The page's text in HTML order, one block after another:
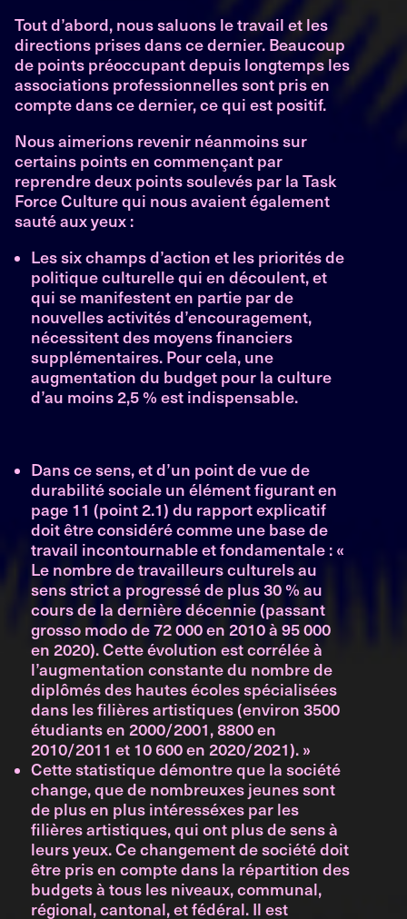
Tout d’abord, nous saluons le travail et les
directions prises dans ce dernier. Beaucoup
de points préoccupant depuis longtemps les
associations professionnelles sont pris en
compte dans ce dernier, ce qui est positif.
Nous aimerions revenir néanmoins sur
certains points en commençant par
reprendre deux points soulevés par la Task
Force Culture qui nous avaient également
sauté aux yeux :
Les six champs d’action et les priorités de
politique culturelle qui en découlent, et
qui se manifestent en partie par de
nouvelles activités d’encouragement,
nécessitent des moyens financiers
supplémentaires. Pour cela, une
augmentation du budget pour la culture
d’au moins 2,5 % est indispensable.
Dans ce sens, et d’un point de vue de
durabilité sociale un élément figurant en
page 11 (point 2.1) du rapport explicatif
doit être considéré comme une base de
travail incontournable et fondamentale : «
Le nombre de travailleurs culturels au
sens strict a progressé de plus 30 % au
cours de la dernière décennie (passant
grosso modo de 72 000 en 2010 à 95 000
en 2020). Cette évolution est corrélée à
l’augmentation constante du nombre de
diplômés des hautes écoles spécialisées
dans les filières artistiques (environ 3500
étudiants en 2000/2001, 8800 en
2010/2011 et 10 600 en 2020/2021). »
Cette statistique démontre que la société
change, que de nombreuxes jeunes sont
de plus en plus intéresséxes par les
filières artistiques, qui ont plus de sens à
leurs yeux. Ce changement de société doit
être pris en compte dans la répartition des
budgets à tous les niveaux, communal,
régional, cantonal, et fédéral. Il est